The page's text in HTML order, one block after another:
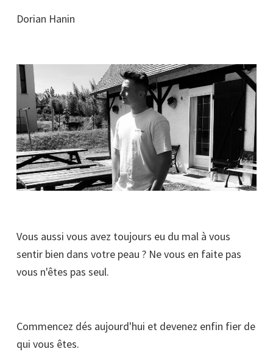
Dorian Hanin
Vous aussi vous avez toujours eu du mal à vous
sentir bien dans votre peau ? Ne vous en faite pas
vous n'êtes pas seul.
Commencez dés aujourd'hui et devenez enfin fier de
qui vous êtes.